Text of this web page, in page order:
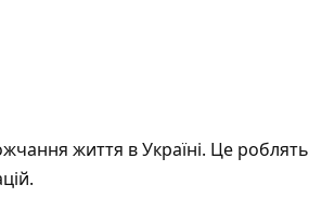
життя в Україні. Це роблять
.